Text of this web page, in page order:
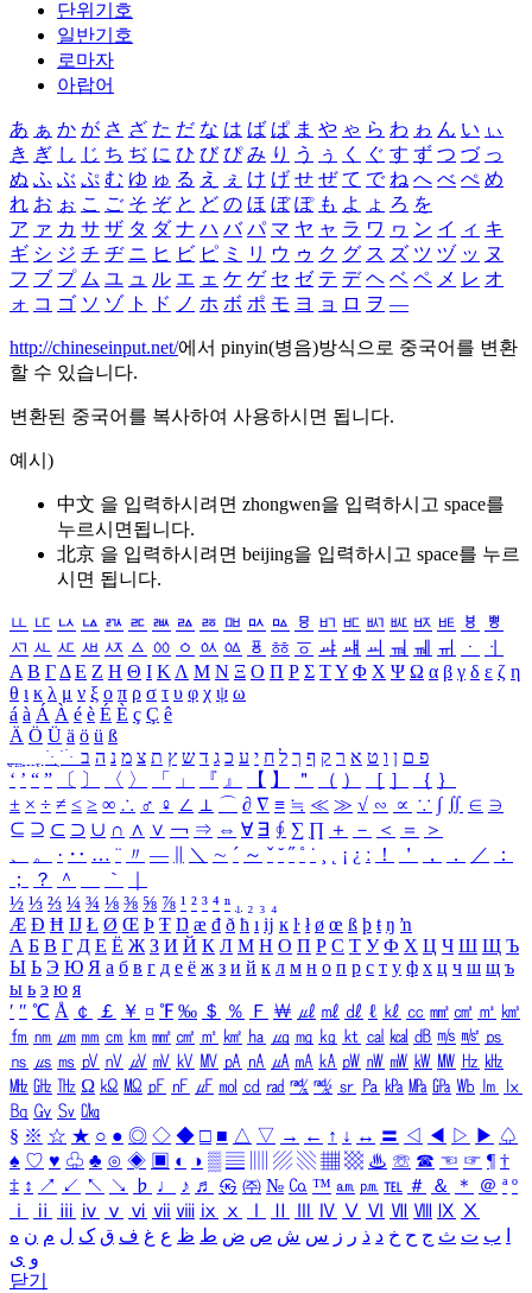
단위기호
일반기호
로마자
아랍어
あ ぁ か が さ ざ た だ な は ば ぱ ま や ゃ ら わ ゎ ん い ぃ
き ぎ し じ ち ぢ に ひ び ぴ み り う ぅ く ぐ す ず つ づ っ
ぬ ふ ぶ ぷ む ゆ ゅ る え ぇ け げ せ ぜ て で ね へ べ ぺ め
れ お ぉ こ ご そ ぞ と ど の ほ ぼ ぽ も よ ょ ろ を
ア ァ カ サ ザ タ ダ ナ ハ バ パ マ ヤ ャ ラ ワ ヮ ン イ ィ キ
ギ シ ジ チ ヂ ニ ヒ ビ ピ ミ リ ウ ゥ ク グ ス ズ ツ ヅ ッ ヌ
フ ブ プ ム ユ ュ ル エ ェ ケ ゲ セ ゼ テ デ ヘ ベ ペ メ レ オ
ォ コ ゴ ソ ゾ ト ド ノ ホ ボ ポ モ ヨ ョ ロ ヲ ―
http://chineseinput.net/에서 pinyin(병음)방식으로 중국어를 변환
할 수 있습니다.
변환된 중국어를 복사하여 사용하시면 됩니다.
예시)
中文 을 입력하시려면 zhongwen을 입력하시고 space를
누르시면됩니다.
北京 을 입력하시려면 beijing을 입력하시고 space를 누르
시면 됩니다.
ㅥ ㅦ ㅧ ㅨ ㅩ ㅪ ㅫ ㅬ ㅭ ㅮ ㅯ ㅰ ㅱ ㅲ ㅳ ㅴ ㅵ ㅶ ㅷ ㅸ
ㅹ
ㅺ ㅻ ㅼ ㅽ ㅾ ㅿ ㆀ ㆁ ㆂ ㆃ ㆄ ㆅ ㆆ ㆇ ㆈ ㆉ ㆊ ㆋ ㆌ ㆍ
ㆎ
Α Β ΓΔ Ε Ζ Η Θ Ι ΚΛ Μ Ν Ξ Ο Π Ρ Σ ΤΥ Φ Χ Ψ Ω α β γ δ ε ζ η
θ ι κ λ μ ν ξ ο π ρ σ τ υ φ χ ψ ω
á à Á À é è É È ç Ç ê
Ä Ö Ü ä ö ü ß
ִֶֹ ֻּ ׁׂ פ ם ן ו ט א ר ק ף ך ל ח י ע כ ג ד ש ץ ת צ מ נ ה ב
‘ ’ “ ” 〔 〕 〈 〉 「 」 『 』 【 】 ＂ （ ） ［ ］ ｛ ｝
± × ÷ ≠ ≤ ≥ ∞ ∴ ♂ ♀ ∠ ⊥ ⌒ ∂ ∇ ≡ ≒ ≪ ≫ √ ∽ ∝ ∵ ∫ ∬ ∈ ∋
⊆ ⊇ ⊂ ⊃ ∪ ∩ ∧ ∨ ￢ ⇒ ⇔ ∀ ∃ ∮ ∑ ∏ ＋ － ＜ ＝
＞
、
。 · ‥ … ¨ 〃 ― ＼ ∼ ´ ～ ˇ ˘ ˝ ˚ ˙ ¸ ¡ ¿ ː ！ ＇ ， ． ／
：
；
？ ＾ ｀
½ ⅓ ⅔ ¼ ¾ ⅛ ⅜ ⅝ ⅞ ¹ ² ³ ⁴ ⁿ ₁ ₂ ₃ ₄
Æ Ð Ħ Ĳ Ł Ø Œ Þ Ŧ Ŋ æ đ ð ħ ı ĳ ĸ ŀ ł ø œ ß þ ŧ ŋ ŉ
А Б В Г Д Е Ё Ж З И Й К Л М Н О П Р С Т У Ф Х Ц Ч Ш Щ Ъ
Ы Ь Э Ю Я а б в г д е ё ж з и й к л м н о п р с т у ф х ц ч ш щ ъ
ы ь э ю я
′ ″ ℃ Å ￠ ￡ ￥ ¤ ℉ ‰ ＄ ％ Ｆ ￦ ㎕ ㎖ ㎗ ℓ ㎘ ㏄ ㎣ ㎤ ㎥ ㎦
㎙ ㎚ ㎛ ㎜ ㎝ ㎞ ㎟ ㎠ ㎡ ㎢ ㏊ ㎍ ㎎ ㎏ ㏏ ㎈ ㎉ ㏈ ㎧ ㎨ ㎰
㎱ ㎲ ㎳ ㎴ ㎵ ㎶ ㎷ ㎸ ㎹ ㎀ ㎁ ㎂ ㎃ ㎄ ㎺ ㎻ ㎽ ㎾ ㎿ ㎐ ㎑
㎒ ㎓ ㎔ Ω ㏀ ㏁ ㎊ ㎋ ㎌ ㏖ ㏅ ㎭ ㎮ ㎯ ㏛ ㎩ ㎪ ㎫ ㎬ ㏝ ㏐
㏓
㏃ ㏉ ㏜ ㏆
§ ※ ☆ ★ ○ ● ◎ ◇ ◆ □ ■ △ ▽ → ← ↑ ↓ ↔ 〓 ◁ ◀ ▷ ▶ ♤
♠ ♡ ♥ ♧ ♣ ⊙ ◈ ▣ ◐ ◑ ▒ ▤ ▨ ▧ ▦ ▩ ♨ ☏ ☎ ☜ ☞ ¶ †
‡ ↕ ↗ ↙ ↖ ↘ ♭ ♩ ♪ ♬ ㉿ ㈜ № ㏇ ™ ㏂ ㏘ ℡ ＃ ＆ ＊ ＠ ª º
ⅰ
ⅱ ⅲ ⅳ ⅴ ⅵ ⅶ ⅷ ⅸ ⅹ Ⅳ Ⅴ Ⅵ Ⅶ Ⅷ Ⅸ Ⅹ
ب ت ث ج ح خ د ذ ر ز س ش ص ض ط ظ ع غ ف ق ک ل م ن ه
و ی
닫기